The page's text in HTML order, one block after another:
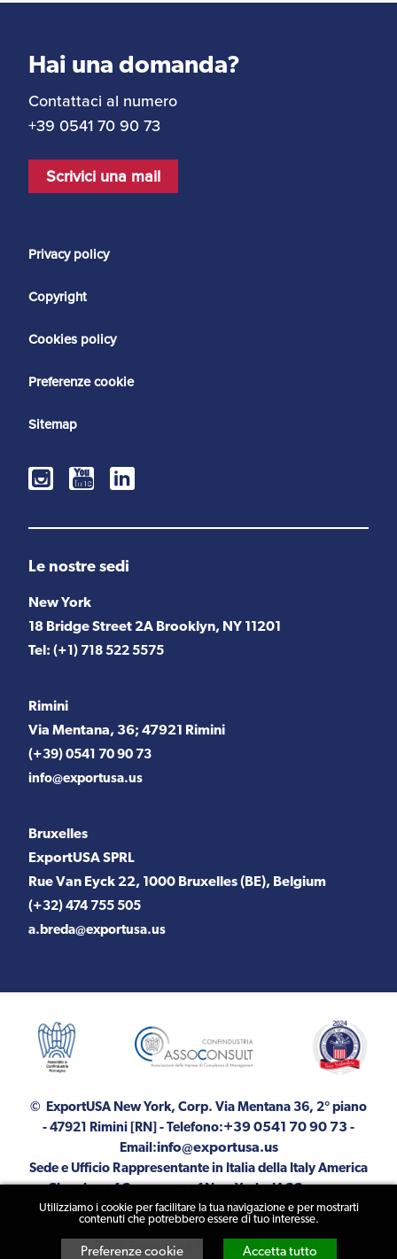
Utilizziamo i cookie per facilitare la tua navigazione e per mostrarti
contenuti che potrebbero essere di tuo interesse.
Preferenze cookie Accetta tutto
Hai una domanda?
Contattaci al numero
+39 0541 70 90 73
Scrivici una mail
Privacy policy
Copyright
Cookies policy
Preferenze cookie
Sitemap
Le nostre sedi
New York
18 Bridge Street 2A Brooklyn, NY 11201
Tel: (+1) 718 522 5575
Rimini
Via Mentana, 36; 47921 Rimini
(+39) 0541 70 90 73
info@exportusa.us
Bruxelles
ExportUSA SPRL
Rue Van Eyck 22, 1000 Bruxelles (BE), Belgium
(+32) 474 755 505
a.breda@exportusa.us
© ExportUSA New York, Corp. Via Mentana 36, 2° piano
- 47921 Rimini [RN]
- Telefono:+39 0541 70 90 73 -
Email:info@exportusa.us
Sede e Ufficio Rappresentante in Italia della Italy America
ExportUSA
© 2026 ExportUSA P.IVA 04464720400